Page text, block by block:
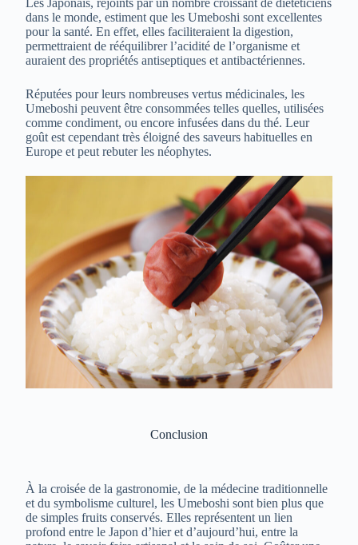
dans le monde, estiment que les Umeboshi sont excellentes
pour la santé. En effet, elles faciliteraient la digestion,
permettraient de rééquilibrer l’acidité de l’organisme et
auraient des propriétés antiseptiques et antibactériennes.
Réputées pour leurs nombreuses vertus médicinales, les
Umeboshi peuvent être consommées telles quelles, utilisées
comme condiment, ou encore infusées dans du thé. Leur
goût est cependant très éloigné des saveurs habituelles en
Europe et peut rebuter les néophytes.
Conclusion
À la croisée de la gastronomie, de la médecine traditionnelle
et du symbolisme culturel, les Umeboshi sont bien plus que
de simples fruits conservés. Elles représentent un lien
profond entre le Japon d’hier et d’aujourd’hui, entre la